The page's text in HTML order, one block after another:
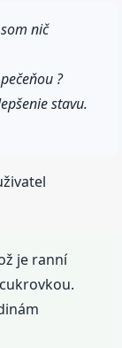
nič
?
stavu.
je ranní